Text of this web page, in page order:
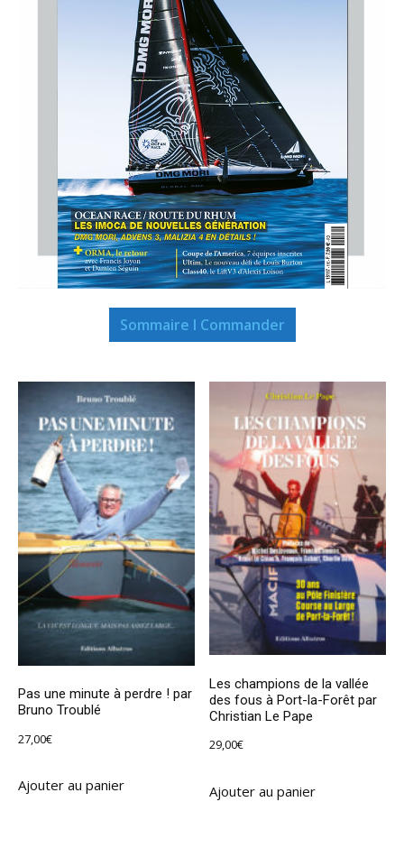
Sommaire I Commander
Pas une minute à perdre ! par
Bruno Troublé
27,00€
Ajouter au panier
Les champions de la vallée
des fous à Port-la-Forêt par
Christian Le Pape
29,00€
Ajouter au panier